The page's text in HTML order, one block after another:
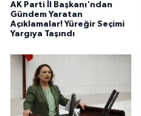
AK Parti İl Başkanı'ndan
Gündem Yaratan
Açıklamalar! Yüreğir Seçimi
Yargıya Taşındı